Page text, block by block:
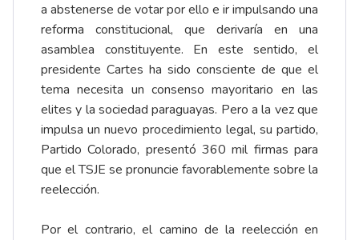
a abstenerse de votar por ello e ir impulsando una
reforma constitucional, que derivaría en una
asamblea constituyente. En este sentido, el
presidente Cartes ha sido consciente de que el
tema necesita un consenso mayoritario en las
elites y la sociedad paraguayas. Pero a la vez que
impulsa un nuevo procedimiento legal, su partido,
Partido Colorado, presentó 360 mil firmas para
que el TSJE se pronuncie favorablemente sobre la
reelección.
Por el contrario, el camino de la reelección en